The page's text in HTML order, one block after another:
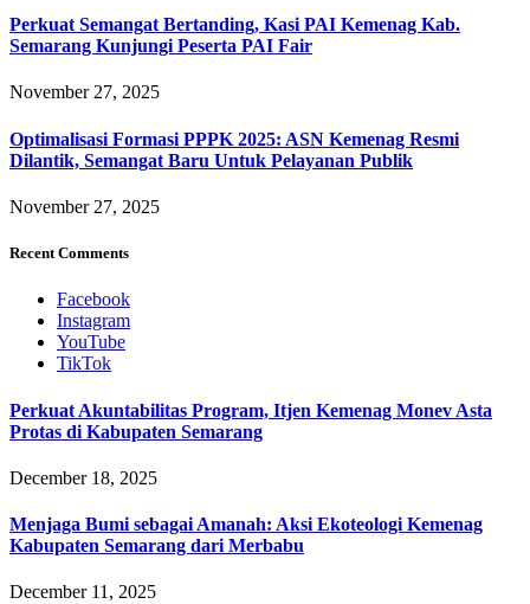
Perkuat Semangat Bertanding, Kasi PAI Kemenag Kab.
Semarang Kunjungi Peserta PAI Fair
November 27, 2025
Optimalisasi Formasi PPPK 2025: ASN Kemenag Resmi
Dilantik, Semangat Baru Untuk Pelayanan Publik
November 27, 2025
Recent Comments
Facebook
Instagram
YouTube
TikTok
Perkuat Akuntabilitas Program, Itjen Kemenag Monev Asta
Protas di Kabupaten Semarang
December 18, 2025
Menjaga Bumi sebagai Amanah: Aksi Ekoteologi Kemenag
Kabupaten Semarang dari Merbabu
December 11, 2025